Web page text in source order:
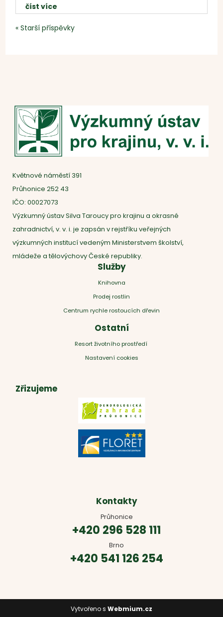
číst více
« Starší příspěvky
Květnové náměstí 391
Průhonice 252 43
IČO: 00027073
Výzkumný ústav Silva Taroucy pro krajinu a okrasné
zahradnictví, v. v. i. je zapsán v rejstříku veřejných
výzkumných institucí vedeným Ministerstvem školství,
mládeže a tělovýchovy České republiky.
Služby
Knihovna
Prodej rostlin
Centrum rychle rostoucích dřevin
Ostatní
Resort životního prostředí
Nastavení cookies
Zřizujeme
Kontakty
Průhonice
+420 296 528 111
Brno
+420 541 126 254
Vytvořeno s Webmium.cz